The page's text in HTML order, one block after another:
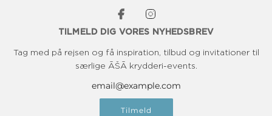
TILMELD DIG VORES NYHEDSBREV
Tag med på rejsen og få inspiration, tilbud og invitationer til
særlige ĀŠĀ krydderi-events.
Tilmeld